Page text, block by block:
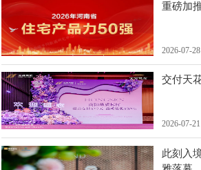
重磅加
2026-07-28
交付天
2026-07-21
此刻入